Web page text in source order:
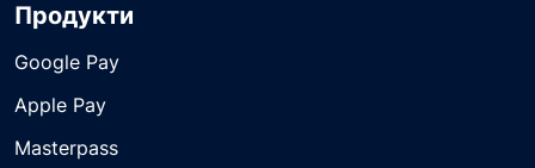
Продукти
Google Pay
Apple Pay
Masterpass